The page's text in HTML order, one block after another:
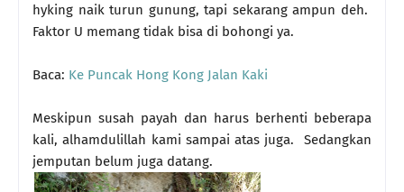
hyking naik turun gunung, tapi sekarang ampun deh.
Faktor U memang tidak bisa di bohongi ya.
Baca: Ke Puncak Hong Kong Jalan Kaki
Meskipun susah payah dan harus berhenti beberapa
kali, alhamdulillah kami sampai atas juga. Sedangkan
jemputan belum juga datang.